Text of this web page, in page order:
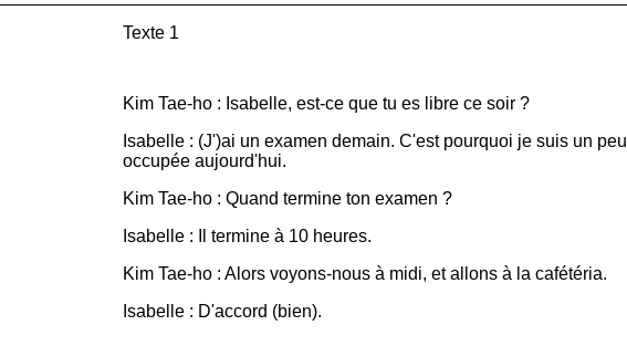
Texte 1
Kim Tae-ho : Isabelle, est-ce que tu es libre ce soir ?
Isabelle : (J')ai un examen demain. C'est pourquoi je suis un peu
occupée aujourd'hui.
Kim Tae-ho : Quand termine ton examen ?
Isabelle : Il termine à 10 heures.
Kim Tae-ho : Alors voyons-nous à midi, et allons à la cafétéria.
Isabelle : D'accord (bien).